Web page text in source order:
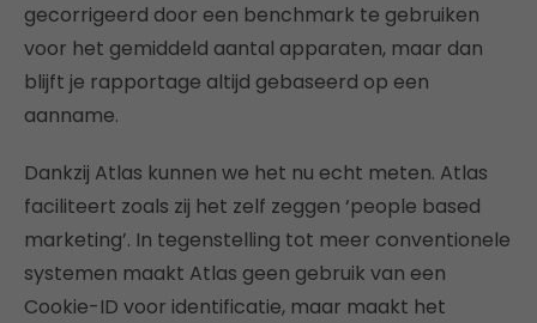
gecorrigeerd door een benchmark te gebruiken
voor het gemiddeld aantal apparaten, maar dan
blijft je rapportage altijd gebaseerd op een
aanname.
Dankzij Atlas kunnen we het nu echt meten. Atlas
faciliteert zoals zij het zelf zeggen ‘people based
marketing’. In tegenstelling tot meer conventionele
systemen maakt Atlas geen gebruik van een
Cookie-ID voor identificatie, maar maakt het